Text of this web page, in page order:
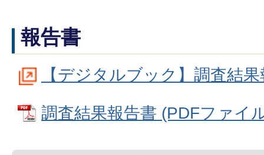
報告書
【デジタルブック】調査結
調査結果報告書 (PDFファイ